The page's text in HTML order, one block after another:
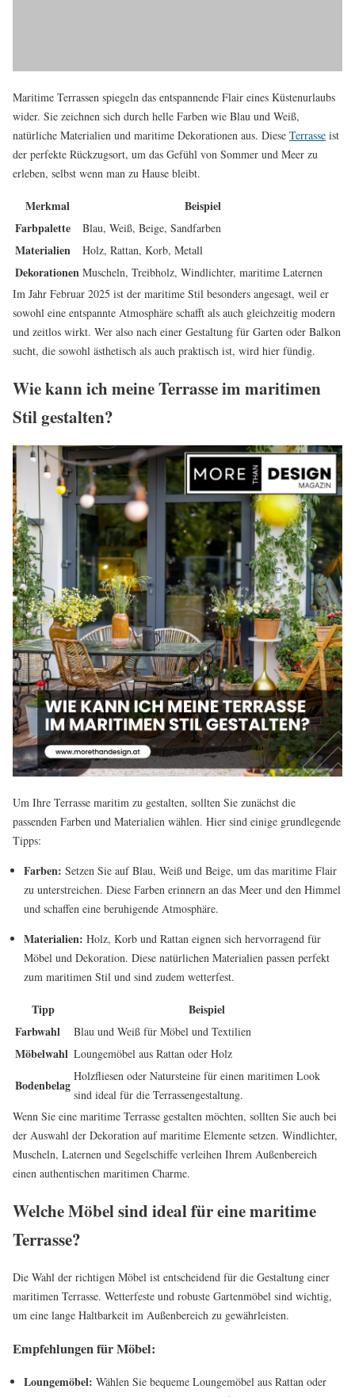
Maritime Terrassen spiegeln das entspannende Flair eines Küstenurlaubs
wider. Sie zeichnen sich durch helle Farben wie Blau und Weiß,
natürliche Materialien und maritime Dekorationen aus. Diese Terrasse ist
der perfekte Rückzugsort, um das Gefühl von Sommer und Meer zu
erleben, selbst wenn man zu Hause bleibt.
Merkmal
Beispiel
Farbpalette
Blau, Weiß, Beige, Sandfarben
Materialien Holz, Rattan, Korb, Metall
Dekorationen Muscheln, Treibholz, Windlichter, maritime Laternen
Im Jahr Februar 2025 ist der maritime Stil besonders angesagt, weil er
sowohl eine entspannte Atmosphäre schafft als auch gleichzeitig modern
und zeitlos wirkt. Wer also nach einer Gestaltung für Garten oder Balkon
sucht, die sowohl ästhetisch als auch praktisch ist, wird hier fündig.
Wie kann ich meine Terrasse im maritimen
Stil gestalten?
Um Ihre Terrasse maritim zu gestalten, sollten Sie zunächst die
passenden Farben und Materialien wählen. Hier sind einige grundlegende
Tipps:
Farben: Setzen Sie auf Blau, Weiß und Beige, um das maritime Flair
zu unterstreichen. Diese Farben erinnern an das Meer und den Himmel
und schaffen eine beruhigende Atmosphäre.
Materialien: Holz, Korb und Rattan eignen sich hervorragend für
Möbel und Dekoration. Diese natürlichen Materialien passen perfekt
zum maritimen Stil und sind zudem wetterfest.
Tipp
Beispiel
Farbwahl
Blau und Weiß für Möbel und Textilien
Möbelwahl Loungemöbel aus Rattan oder Holz
Bodenbelag
Holzfliesen oder Natursteine für einen maritimen Look
sind ideal für die Terrassengestaltung.
Wenn Sie eine maritime Terrasse gestalten möchten, sollten Sie auch bei
der Auswahl der Dekoration auf maritime Elemente setzen. Windlichter,
Muscheln, Laternen und Segelschiffe verleihen Ihrem Außenbereich
einen authentischen maritimen Charme.
Welche Möbel sind ideal für eine maritime
Terrasse?
Die Wahl der richtigen Möbel ist entscheidend für die Gestaltung einer
maritimen Terrasse. Wetterfeste und robuste Gartenmöbel sind wichtig,
um eine lange Haltbarkeit im Außenbereich zu gewährleisten.
Empfehlungen für Möbel:
Loungemöbel: Wählen Sie bequeme Loungemöbel aus Rattan oder